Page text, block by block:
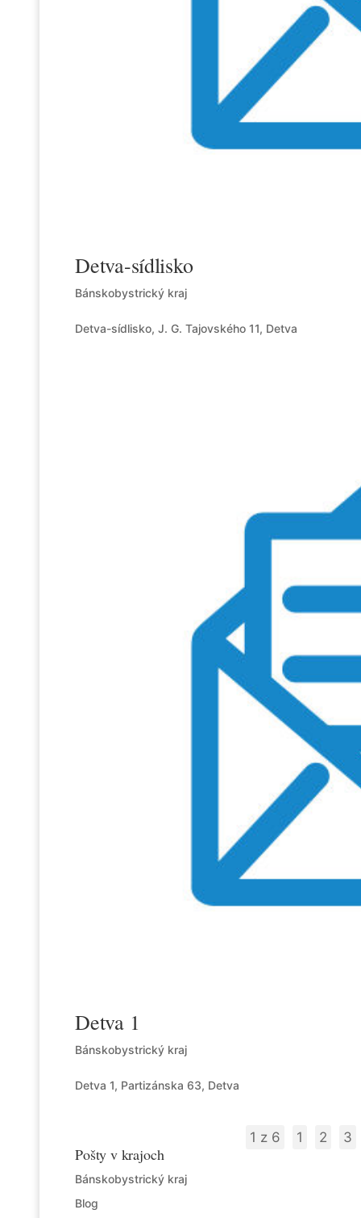
Detva-sídlisko
Bánskobystrický kraj
Detva-sídlisko, J. G. Tajovského 11, Detva
Detva 1
Bánskobystrický kraj
Detva 1, Partizánska 63, Detva
1 z 6 1 2 3
Pošty v krajoch
Bánskobystrický kraj
Blog